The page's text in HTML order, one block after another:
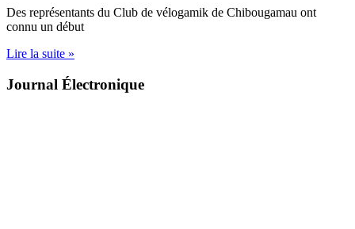
Des représentants du Club de vélogamik de Chibougamau ont
connu un début
Lire la suite »
Journal Électronique